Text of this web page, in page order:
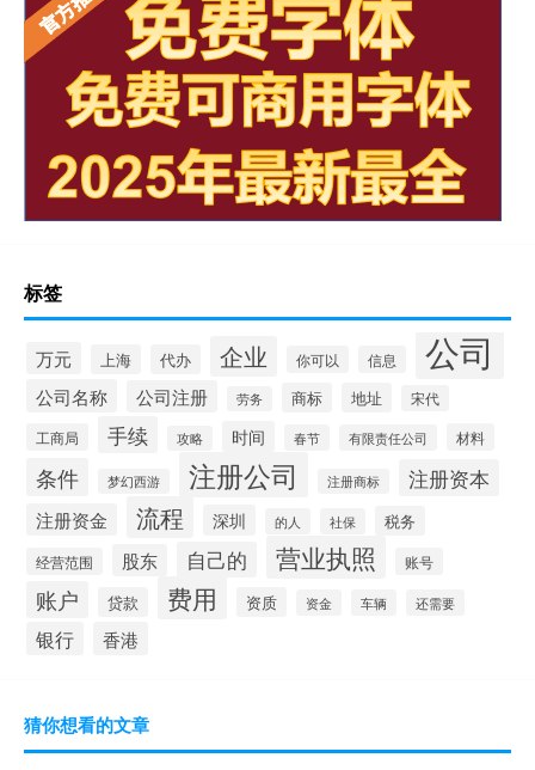
标签
万元 上海 代办 企业 你可以 信息 公司
公司名称 公司注册 劳务 商标 地址 宋代
工商局 手续 攻略 时间 春节 有限责任公司 材料
条件 梦幻西游 注册公司 注册商标 注册资本
注册资金 流程 深圳 的人 社保 税务
经营范围 股东 自己的 营业执照 账号
账户 贷款 费用 资质 资金 车辆 还需要
银行 香港
猜你想看的文章